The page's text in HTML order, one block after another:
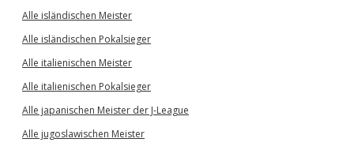
Alle isländischen Meister
Alle isländischen Pokalsieger
Alle italienischen Meister
Alle italienischen Pokalsieger
Alle japanischen Meister der J-League
Alle jugoslawischen Meister